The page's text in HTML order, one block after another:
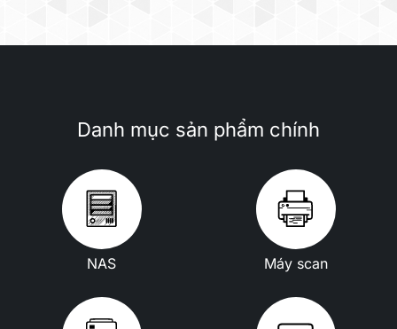
Danh mục sản phẩm chính
NAS Máy scan